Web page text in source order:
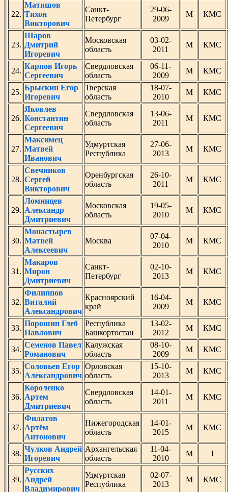
22.
Матяшов
Тихон
Викторович
Санкт-
Петербург
29-06-
2009
М КМС
23.
Шаров
Дмитрий
Игоревич
Московская
область
03-02-
2011
М КМС
24.
Карпов Игорь
Сергеевич
Свердловская
область
06-11-
2009
М КМС
25.
Брыскин Егор
Игоревич
Тверская
область
18-07-
2010
М КМС
26.
Яковлев
Константин
Сергеевич
Свердловская
область
13-06-
2011
М КМС
27.
Максимец
Матвей
Иванович
Удмуртская
Республика
27-06-
2013
М КМС
28.
Свечников
Сергей
Викторович
Оренбургская
область
26-10-
2011
М КМС
29.
Ломинцев
Александр
Дмитриевич
Московская
область
19-05-
2010
М КМС
30.
Монастырев
Матвей
Алексеевич
Москва
07-04-
2010
М КМС
31.
Макаров
Мирон
Дмитриевич
Санкт-
Петербург
02-10-
2013
М КМС
32.
Филиппов
Виталий
Александрович
Красноярский
край
16-04-
2009
М КМС
33.
Порошин Глеб
Павлович
Республика
Башкортостан
13-02-
2012
М КМС
34.
Семенов Павел
Романович
Калужская
область
08-10-
2009
М КМС
35.
Соловьев Егор
Александрович
Орловская
область
15-10-
2013
М КМС
36.
Короленко
Артем
Дмитриевич
Свердловская
область
14-01-
2011
М КМС
37.
Филатов
Артём
Антонович
Нижегородская
область
14-01-
2015
М КМС
38.
Чулков Андрей
Игоревич
Архангельская
область
11-04-
2010
М I
39.
Русских
Андрей
Владимирович
Удмуртская
Республика
02-07-
2013
М КМС